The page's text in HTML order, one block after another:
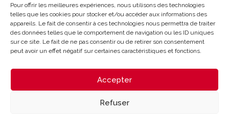
Pour offrir les meilleures expériences, nous utilisons des technologies
telles que les cookies pour stocker et/ou accéder aux informations des
appareils. Le fait de consentir à ces technologies nous permettra de traiter
des données telles que le comportement de navigation ou les ID uniques
sur ce site. Le fait de ne pas consentir ou de retirer son consentement
peut avoir un effet négatif sur certaines caractéristiques et fonctions.
Accepter
Refuser
Mérites
Aides
Contact
Mentions légales - Configuration des cookies
Designed and Developed with